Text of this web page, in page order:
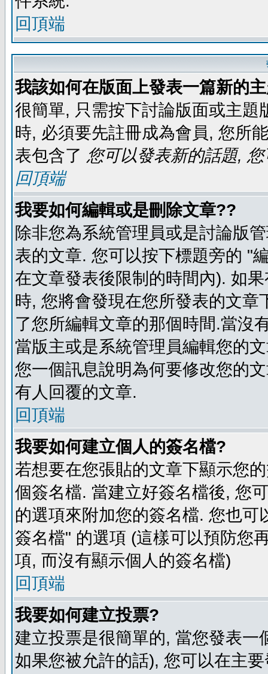
回頂端
我該如何在版面上發表一篇新的
很簡單, 只需按下討論版面或主
時, 必須要先註冊成為會員, 您所
表包含了 您可以發表新的話題,
回頂端
我要如何編輯或是刪除文章??
除非您為系統管理員或是討論版
表的文章. 您可以按下標題旁的 "
在文章發表後限制的時間內). 如
時, 您將會發現在您所發表的文
了您所編輯文章的那個時間.當沒
當版主或是系統管理員編輯您的
您一個訊息說明為何要修改您的
有人回覆的文章.
回頂端
我要如何建立個人的簽名檔?
若想要在您張貼的文章下顯示您
個簽名檔. 當建立好簽名檔後, 您
的選項來附加您的簽名檔. 您也
簽名檔" 的選項 (這樣可以預防您
項, 而沒有顯示個人的簽名檔)
回頂端
我要如何建立投票?
建立投票是很簡單的, 當您發表
如果您被允許的話), 您可以在主